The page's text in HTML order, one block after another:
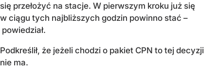
się przełożyć na stacje. W pierwszym kroku już się
w ciągu tych najbliższych godzin powinno stać –
powiedział.
Podkreślił, że jeżeli chodzi o pakiet CPN to tej decyzji
nie ma.